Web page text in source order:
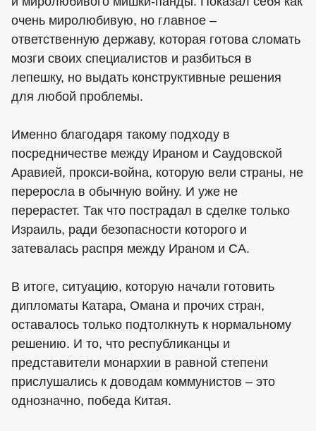
очень миролюбивую, но главное –
ответственную державу, которая готова сломать
мозги своих специалистов и разбиться в
лепешку, но выдать конструктивные решения
для любой проблемы.
Именно благодаря такому подходу в
посредничестве между Ираном и Саудовской
Аравией, прокси-война, которую вели страны, не
переросла в обычную войну. И уже не
перерастет. Так что пострадал в сделке только
Израиль, ради безопасности которого и
затевалась распря между Ираном и СА.
В итоге, ситуацию, которую начали готовить
дипломаты Катара, Омана и прочих стран,
оставалось только подтолкнуть к нормальному
решению. И то, что республиканцы и
представители монархии в равной степени
прислушались к доводам коммунистов – это
однозначно, победа Китая.